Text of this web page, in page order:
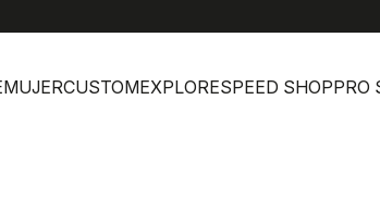
MUJERCUSTOMEXPLORESPEED SHOPPRO